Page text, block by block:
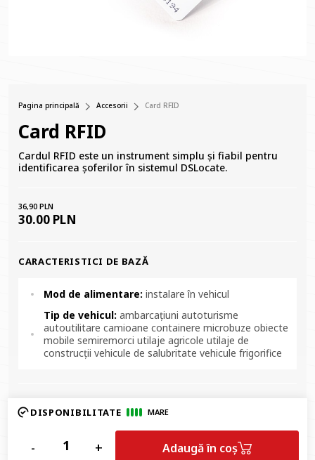
Pagina principală Accesorii Card RFID
Card RFID
Cardul RFID este un instrument simplu și fiabil pentru
identificarea șoferilor în sistemul DSLocate.
36,90 PLN
30.00 PLN
CARACTERISTICI DE BAZĂ
Mod de alimentare: instalare în vehicul
Tip de vehicul: ambarcațiuni autoturisme
autoutilitare camioane containere microbuze obiecte
mobile semiremorci utilaje agricole utilaje de
construcții vehicule de salubritate vehicule frigorifice
DISPONIBILITATE MARE
- + Adaugă în coș